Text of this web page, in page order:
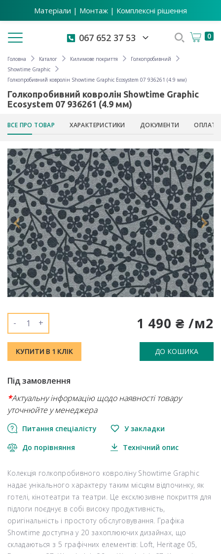
Матеріали | Монтаж | Комплексні рішення
Toggle navigation 067 652 37 53 0
Головна Каталог Килимове покриття
Голкопробивний
Showtime Graphic
Голкопробивний ковролін Showtime Graphic Ecosystem 07 936261 (4.9 мм)
Голкопробивний ковролін Showtime Graphic
Ecosystem 07 936261 (4.9 мм)
ВСЕ ПРО ТОВАР ХАРАКТЕРИСТИКИ ДОКУМЕНТИ ОПЛАТА
1 490 ₴ /м2
- +
КУПИТИ В 1 КЛІК ДО КОШИКА
Під замовлення
*Актуальну інформацію щодо наявності товару
уточнюйте у менеджера
Питання спеціалісту У закладки
До порівняння Технічний опис
Колекція голкопробивного ковроліну Showtime Graphic
надає унікального характеру таким місцям відпочинку, як
готелі, кінотеатри та театри. Це ексклюзивне покриття для
підлоги поєднує в собі високу продуктивність,
оригінальність і простоту обслуговування. Графіка
Showtime доступна у 20 захоплюючих дизайнах, що
складаються з 5 графічних елементів: Loft, Heritage 05,